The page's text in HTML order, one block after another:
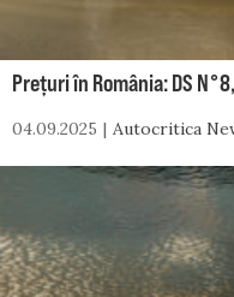
Prețuri în România: DS
04.09.2025 Autocritica